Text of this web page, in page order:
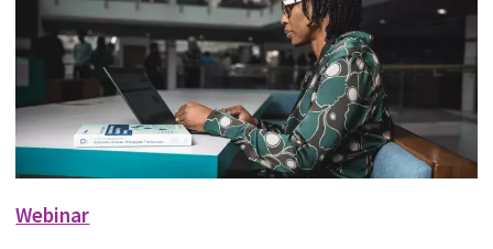
Webinar